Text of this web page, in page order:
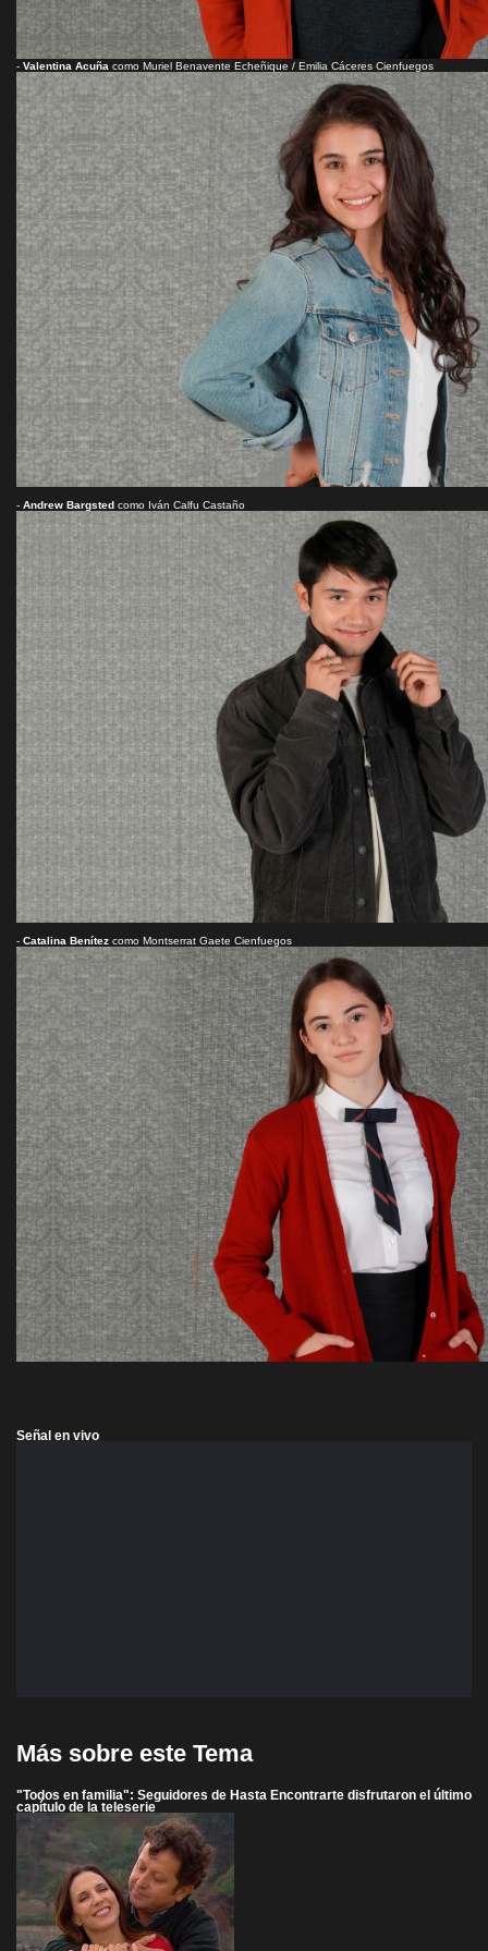
- Valentina Acuña como Muriel Benavente Echeñique / Emilia Cáceres Cienfuegos
- Andrew Bargsted como Iván Calfu Castaño
- Catalina Benítez como Montserrat Gaete Cienfuegos
Señal en vivo
Más sobre este Tema
"Todos en familia": Seguidores de Hasta Encontrarte disfrutaron el último
capítulo de la teleserie